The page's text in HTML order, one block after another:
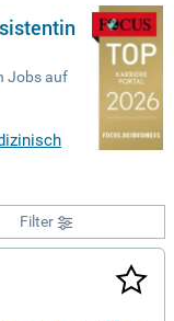
Jobs auf
Filter